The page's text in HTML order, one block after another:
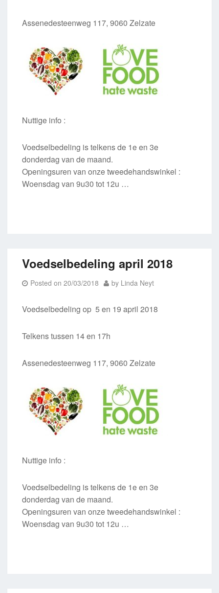
Assenedesteenweg 117, 9060 Zelzate
Nuttige info :
Voedselbedeling is telkens de 1e en 3e
donderdag van de maand.
Openingsuren van onze tweedehandswinkel :
Woensdag van 9u30 tot 12u …
Voedselbedeling april 2018
Posted on 20/03/2018 by Linda Neyt
Voedselbedeling op 5 en 19 april 2018
Telkens tussen 14 en 17h
Assenedesteenweg 117, 9060 Zelzate
Nuttige info :
Voedselbedeling is telkens de 1e en 3e
donderdag van de maand.
Openingsuren van onze tweedehandswinkel :
Woensdag van 9u30 tot 12u …